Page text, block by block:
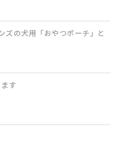
ズの犬用「おやつポーチ」と
す